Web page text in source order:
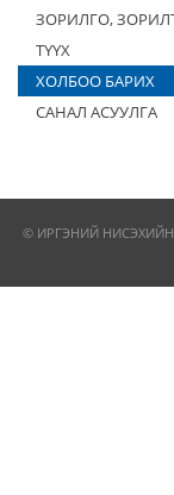
ЗОРИЛГО,
ТҮҮХ
ХОЛБОО БАРИХ
САНАЛ АСУУЛГА
© ИРГЭНИЙ